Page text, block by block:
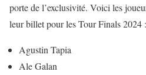
porte de l’exclusivité. Voici les
leur billet pour les Tour Finals 2024 :
Agustin Tapia
Ale Galan